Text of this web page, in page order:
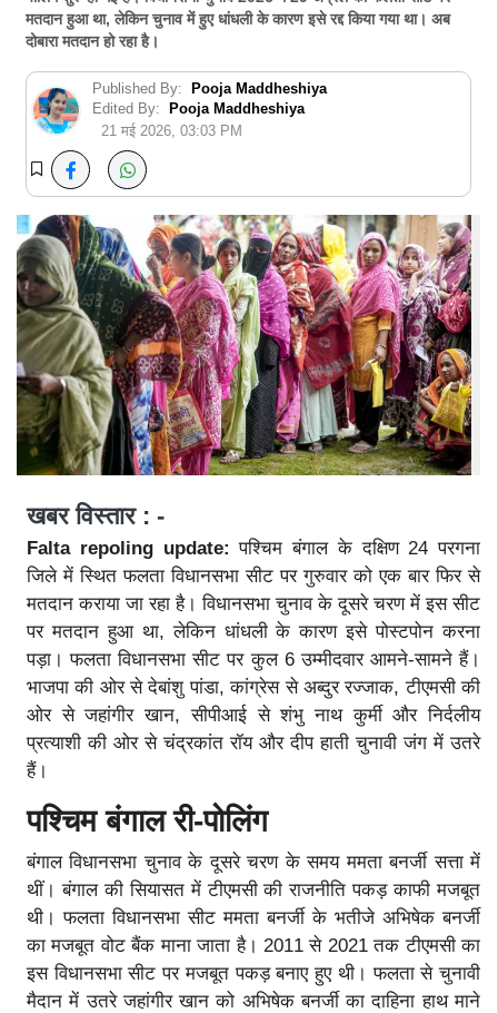
मतदान हुआ था, लेकिन चुनाव में हुए धांधली के कारण इसे रद्द किया गया था। अब
दोबारा मतदान हो रहा है।
Published By:
Pooja Maddheshiya
Edited By:
Pooja Maddheshiya
21 मई 2026, 03:03 PM
खबर विस्तार : -
Falta repoling update: पश्चिम बंगाल के दक्षिण 24 परगना
जिले में स्थित फलता विधानसभा सीट पर गुरुवार को एक बार फिर से
मतदान कराया जा रहा है। विधानसभा चुनाव के दूसरे चरण में इस सीट
पर मतदान हुआ था, लेकिन धांधली के कारण इसे पोस्टपोन करना
पड़ा। फलता विधानसभा सीट पर कुल 6 उम्मीदवार आमने-सामने हैं।
भाजपा की ओर से देबांशु पांडा, कांग्रेस से अब्दुर रज्जाक, टीएमसी की
ओर से जहांगीर खान, सीपीआई से शंभु नाथ कुर्मी और निर्दलीय
प्रत्याशी की ओर से चंद्रकांत रॉय और दीप हाती चुनावी जंग में उतरे
हैं।
पश्चिम बंगाल री-पोलिंग
बंगाल विधानसभा चुनाव के दूसरे चरण के समय ममता बनर्जी सत्ता में
थीं। बंगाल की सियासत में टीएमसी की राजनीति पकड़ काफी मजबूत
थी। फलता विधानसभा सीट ममता बनर्जी के भतीजे अभिषेक बनर्जी
का मजबूत वोट बैंक माना जाता है। 2011 से 2021 तक टीएमसी का
इस विधानसभा सीट पर मजबूत पकड़ बनाए हुए थी। फलता से चुनावी
मैदान में उतरे जहांगीर खान को अभिषेक बनर्जी का दाहिना हाथ माने